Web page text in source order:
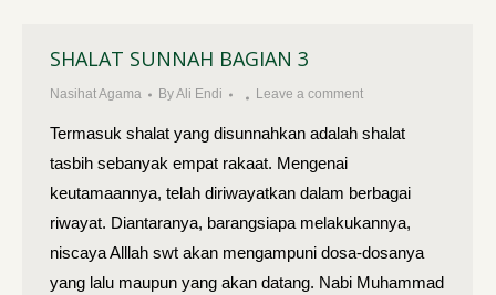
SHALAT SUNNAH BAGIAN 3
Nasihat Agama ByAli Endi Leave a comment
Termasuk shalat yang disunnahkan adalah shalat
tasbih sebanyak empat rakaat. Mengenai
keutamaannya, telah diriwayatkan dalam berbagai
riwayat. Diantaranya, barangsiapa melakukannya,
niscaya Alllah swt akan mengampuni dosa-dosanya
yang lalu maupun yang akan datang. Nabi Muhammad